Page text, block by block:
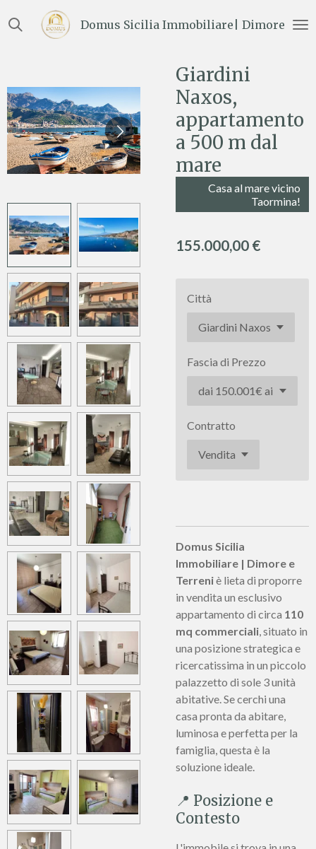
al
Domus Sicilia Immobiliare| Dimore e
Giardini
Naxos,
appartamento
a 500 m dal
mare
Casa al mare vicino
Taormina!
155.000,00 €
Città
Fascia di Prezzo
Contratto
Domus Sicilia
Immobiliare | Dimore e
Terreniè lieta di proporre
in vendita un esclusivo
appartamento di circa 110
mq commerciali, situato in
una posizione strategica e
ricercatissima in un piccolo
palazzetto di sole 3 unità
abitative. Se cerchi una
casa pronta da abitare,
luminosa e perfetta per la
famiglia, questa è la
soluzione ideale.
📍 Posizione e
Contesto